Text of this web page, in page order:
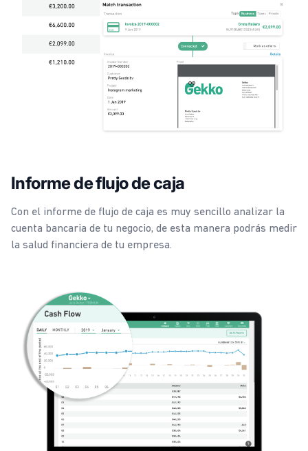
Informe de flujo de caja
Con el informe de flujo de caja es muy sencillo analizar la
cuenta bancaria de tu negocio, de esta manera podrás medir
la salud financiera de tu empresa.